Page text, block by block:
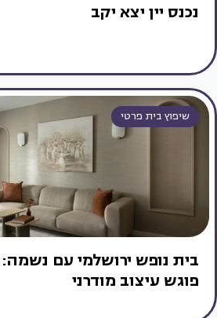
נכנס יין יצא יקב
שיפוץ בית פרטי
בית נופש ירושלמי עם נשמה:
פוגש עיצוב מודרני